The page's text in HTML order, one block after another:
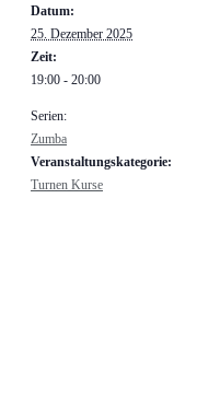
Datum:
25. Dezember 2025
Zeit:
19:00 - 20:00
Serien:
Zumba
Veranstaltungskategorie:
Turnen Kurse